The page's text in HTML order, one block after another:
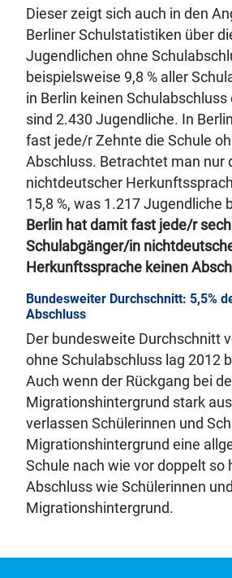
Dieser zeigt sich auch in den
Berliner Schulstatistiken über
Jugendlichen ohne
beispielsweise 9,8 % aller
in Berlin keinen
sind 2.430 Jugendliche. In
fast jede/r Zehnte die Schule
Abschluss. Betrachtet man nur
nichtdeutscher
15,8 %, was 1.217 Jugendliche
Berlin hat damit fast jede/r
Schulabgänger/in
Herkunftssprache keinen
Bundesweiter Durchschnitt: 5,5%
Abschluss
Der bundesweite Durchschnitt
ohne Schulabschluss lag 2012
Auch wenn der Rückgang bei
Migrationshintergrund stark
verlassen Schülerinnen und
Migrationshintergrund eine
Schule nach wie vor doppelt so
Abschluss wie Schülerinnen
Migrationshintergrund.